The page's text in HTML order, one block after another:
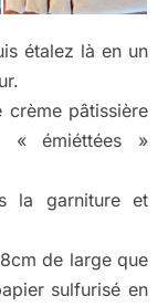
étalez là en un
pâtissière
« émiéttées »
la garniture et
de large que
sulfurisé en